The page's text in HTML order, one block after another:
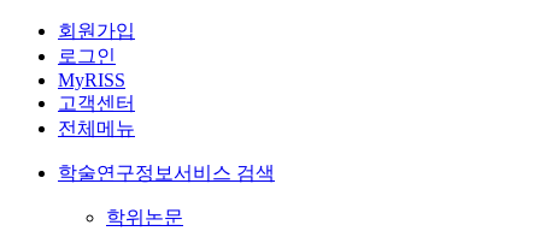
회원가입
로그인
MyRISS
고객센터
전체메뉴
학술연구정보서비스 검색
학위논문